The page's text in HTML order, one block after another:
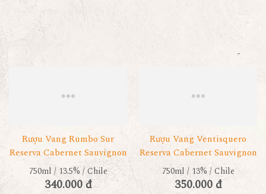
Rượu Vang Rumbo Sur
Reserva Cabernet Sauvignon
750ml / 13.5% / Chile
340.000 đ
Rượu Vang Ventisquero
Reserva Cabernet Sauvignon
750ml / 13% / Chile
350.000 đ